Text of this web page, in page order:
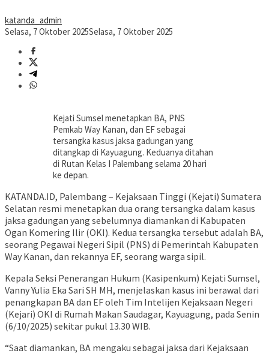
katanda_admin
Selasa, 7 Oktober 2025Selasa, 7 Oktober 2025
Kejati Sumsel menetapkan BA, PNS
Pemkab Way Kanan, dan EF sebagai
tersangka kasus jaksa gadungan yang
ditangkap di Kayuagung. Keduanya ditahan
di Rutan Kelas I Palembang selama 20 hari
ke depan.
KATANDA.ID, Palembang – Kejaksaan Tinggi (Kejati) Sumatera
Selatan resmi menetapkan dua orang tersangka dalam kasus
jaksa gadungan yang sebelumnya diamankan di Kabupaten
Ogan Komering Ilir (OKI). Kedua tersangka tersebut adalah BA,
seorang Pegawai Negeri Sipil (PNS) di Pemerintah Kabupaten
Way Kanan, dan rekannya EF, seorang warga sipil.
Kepala Seksi Penerangan Hukum (Kasipenkum) Kejati Sumsel,
Vanny Yulia Eka Sari SH MH, menjelaskan kasus ini berawal dari
penangkapan BA dan EF oleh Tim Intelijen Kejaksaan Negeri
(Kejari) OKI di Rumah Makan Saudagar, Kayuagung, pada Senin
(6/10/2025) sekitar pukul 13.30 WIB.
“Saat diamankan, BA mengaku sebagai jaksa dari Kejaksaan